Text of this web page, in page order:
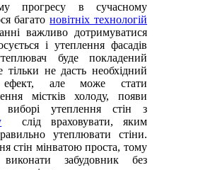
прогресу в сучасному
багатоновітніх технологій
важливо дотримуватися
і утеплення фасадів
буде покладений
не дасть необхідний
ефект, але може стати
містків холоду, появи
утеплення стін з
слід враховувати, яким
утеплювати стіни.
стін мінватою проста, тому
забудовник без